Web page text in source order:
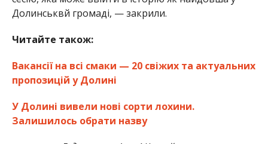
Долинськвй громаді, — закрили.
Читайте також:
Вакансії на всі смаки — 20 свіжих та актуальних
пропозицій у Долині
У Долині вивели нові сорти лохини.
Залишилось обрати назву